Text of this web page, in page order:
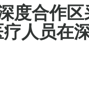
度合作
人员在